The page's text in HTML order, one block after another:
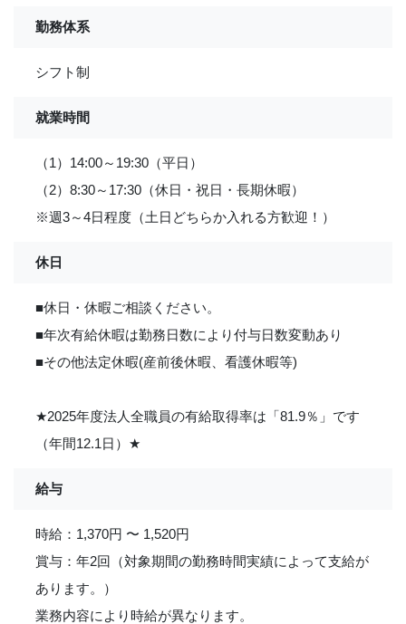
勤務体系
シフト制
就業時間
（1）14:00～19:30（平日）
（2）8:30～17:30（休日・祝日・長期休暇）
※週3～4日程度（土日どちらか入れる方歓迎！）
休日
■休日・休暇ご相談ください。
■年次有給休暇は勤務日数により付与日数変動あり
■その他法定休暇(産前後休暇、看護休暇等)
★2025年度法人全職員の有給取得率は「81.9％」です
（年間12.1日） ★
給与
時給：1,370円 〜 1,520円
賞与：年2回（対象期間の勤務時間実績によって支給が
あります。）
業務内容により時給が異なります。